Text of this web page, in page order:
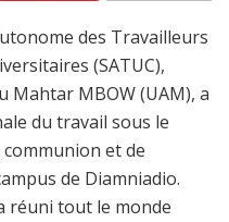
des Travailleurs
(SATUC),
Mahtar MBOW (UAM), a
du travail sous le
et de
de Diamniadio.
réuni tout le monde